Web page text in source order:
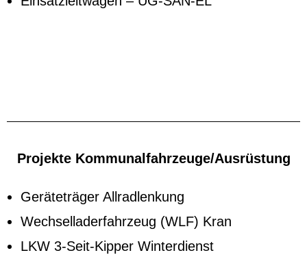
Projekte Kommunalfahrzeuge/Ausrüstung
Geräteträger Allradlenkung
Wechselladerfahrzeug (WLF) Kran
LKW 3-Seit-Kipper Winterdienst